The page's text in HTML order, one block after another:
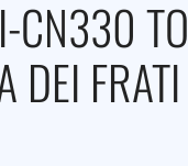
DEI